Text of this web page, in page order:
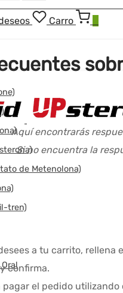
Carro
de Metenolona)
tren)
Aquí encontrarás
Si no encuentra la
a tu carrito,
confirma.
el pedido